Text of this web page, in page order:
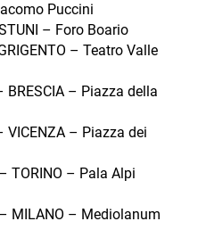
Puccini
– Foro Boario
– Teatro Valle
– Piazza della
VICENZA – Piazza dei
TORINO – Pala Alpi
MILANO – Mediolanum